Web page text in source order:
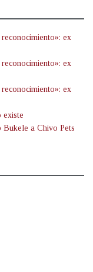
ex
ex
ex
existe
Bukele a Chivo Pets